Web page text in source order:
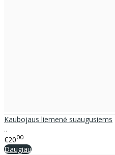
Kaubojaus liemenė suaugusiems
..
€2000
Daugiau